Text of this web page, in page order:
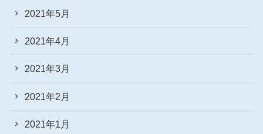
2021年5月
2021年4月
2021年3月
2021年2月
2021年1月